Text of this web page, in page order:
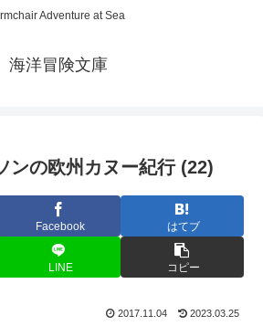
Adventure at Sea
海洋冒険文庫
ンの欧州カヌー紀行 (22)
Facebook はてブ
LINE コピー
2017.11.04 2023.03.25